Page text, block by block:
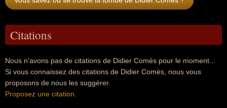
Citations
Nous n'avons pas de citations de Didier Comès pour le moment...
Si vous connaissez des citations de Didier Comès, nous vous
proposons de nous les suggérer.
Proposez une citation